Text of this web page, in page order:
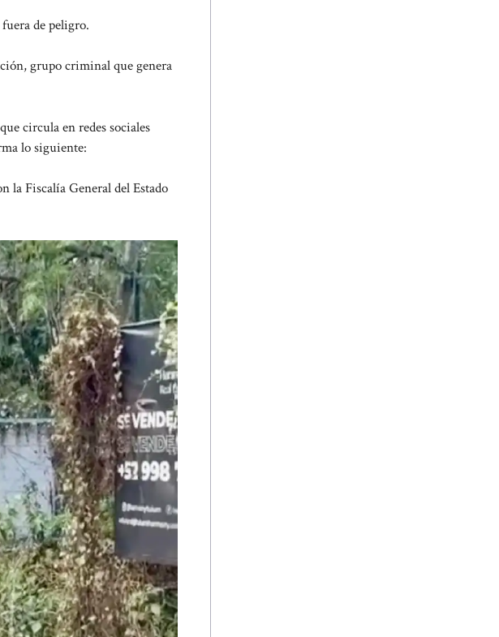
de peligro.
grupo criminal que genera
circula en redes sociales
lo siguiente:
la Fiscalía General del Estado